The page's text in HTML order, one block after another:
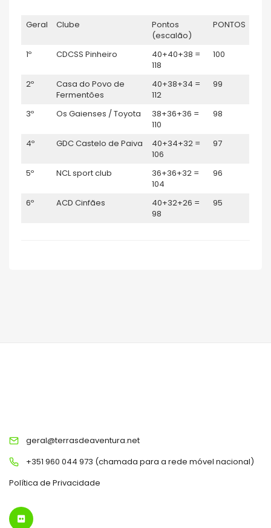
Geral Clube
Pontos
(escalão)
PONTOS
1º CDCSS Pinheiro
40+40+38 =
118
100
2º
Casa do Povo de
Fermentões
40+38+34 =
112
99
3º Os Gaienses / Toyota
38+36+36 =
110
98
4º GDC Castelo de Paiva
40+34+32 =
106
97
5º NCL sport club
36+36+32 =
104
96
6º ACD Cinfães
40+32+26 =
98
95
geral@terrasdeaventura.net
+351 960 044 973 (chamada para a rede móvel nacional)
Política de Privacidade